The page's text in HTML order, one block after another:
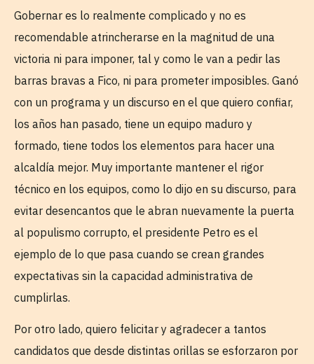
Gobernar es lo realmente complicado y no es
recomendable atrincherarse en la magnitud de una
victoria ni para imponer, tal y como le van a pedir las
barras bravas a Fico, ni para prometer imposibles. Ganó
con un programa y un discurso en el que quiero confiar,
los años han pasado, tiene un equipo maduro y
formado, tiene todos los elementos para hacer una
alcaldía mejor. Muy importante mantener el rigor
técnico en los equipos, como lo dijo en su discurso, para
evitar desencantos que le abran nuevamente la puerta
al populismo corrupto, el presidente Petro es el
ejemplo de lo que pasa cuando se crean grandes
expectativas sin la capacidad administrativa de
cumplirlas.
Por otro lado, quiero felicitar y agradecer a tantos
candidatos que desde distintas orillas se esforzaron por